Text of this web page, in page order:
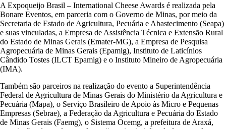
A Expoqueijo Brasil – International Cheese Awards é realizada pela
Bonare Eventos, em parceria com o Governo de Minas, por meio da
Secretaria de Estado de Agricultura, Pecuária e Abastecimento (Seapa)
e suas vinculadas, a Empresa de Assistência Técnica e Extensão Rural
do Estado de Minas Gerais (Emater-MG), a Empresa de Pesquisa
Agropecuária de Minas Gerais (Epamig), Instituto de Laticínios
Cândido Tostes (ILCT Epamig) e o Instituto Mineiro de Agropecuária
(IMA).
Também são parceiros na realização do evento a Superintendência
Federal de Agricultura de Minas Gerais do Ministério da Agricultura e
Pecuária (Mapa), o Serviço Brasileiro de Apoio às Micro e Pequenas
Empresas (Sebrae), a Federação da Agricultura e Pecuária do Estado
de Minas Gerais (Faemg), o Sistema Ocemg, a prefeitura de Araxá,